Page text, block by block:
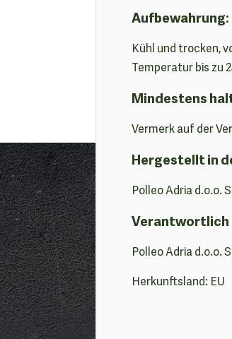
Aufbewahrung:
Kühl und trocken,
Temperatur bis zu
Mindestens
Vermerk auf der
Hergestellt in
Polleo Adria d.o.o.
Verantwortlich
Polleo Adria d.o.o.
Herkunftsland: EU